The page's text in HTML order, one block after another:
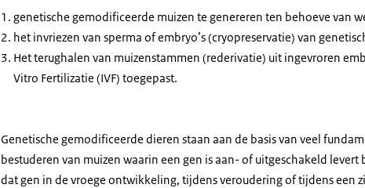
genetische gemodificeerde muizen te genereren ten behoeve van
het invriezen van sperma of embryo’s (cryopreservatie) van
Het terughalen van muizenstammen (rederivatie) uit ingevroren
Vitro Fertilizatie (IVF) toegepast.
Genetische gemodificeerde dieren staan aan de basis van veel
bestuderen van muizen waarin een gen is aan- of uitgeschakeld
dat gen in de vroege ontwikkeling, tijdens veroudering of tijdens een